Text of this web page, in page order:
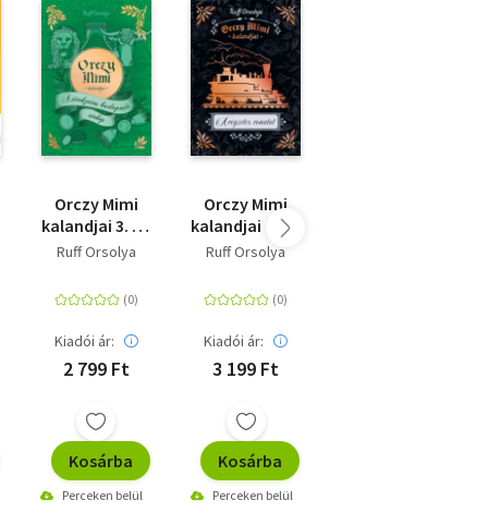
Orczy Mimi
kalandjai 3. - A
titokzatos
térkép
Ruff Orsolya
Kiadói ár:
2 799 Ft
Kosárba
Perceken belül
Orczy Mimi
kalandjai 4. - A
végzetes
Ruff Orsolya
Kiadói ár:
3 199 Ft
Kosárba
Perceken belül